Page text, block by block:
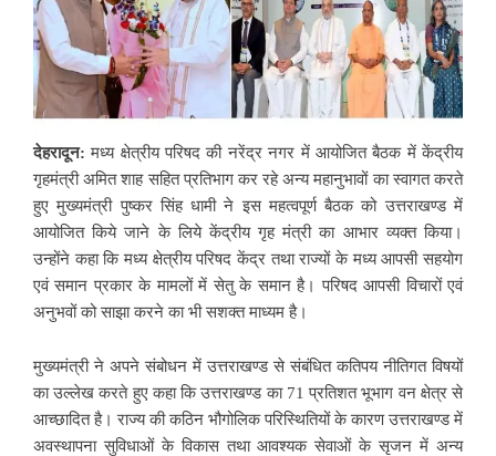
देहरादून: मध्य क्षेत्रीय परिषद की नरेंद्र नगर में आयोजित बैठक में केंद्रीय
गृहमंत्री अमित शाह सहित प्रतिभाग कर रहे अन्य महानुभावों का स्वागत करते
हुए मुख्यमंत्री पुष्कर सिंह धामी ने इस महत्वपूर्ण बैठक को उत्तराखण्ड में
आयोजित किये जाने के लिये केंद्रीय गृह मंत्री का आभार व्यक्त किया।
उन्होंने कहा कि मध्य क्षेत्रीय परिषद केंद्र तथा राज्यों के मध्य आपसी सहयोग
एवं समान प्रकार के मामलों में सेतु के समान है। परिषद आपसी विचारों एवं
अनुभवों को साझा करने का भी सशक्त माध्यम है।
मुख्यमंत्री ने अपने संबोधन में उत्तराखण्ड से संबंधित कतिपय नीतिगत विषयों
का उल्लेख करते हुए कहा कि उत्तराखण्ड का 71 प्रतिशत भूभाग वन क्षेत्र से
आच्छादित है। राज्य की कठिन भौगोलिक परिस्थितियों के कारण उत्तराखण्ड में
अवस्थापना सुविधाओं के विकास तथा आवश्यक सेवाओं के सृजन में अन्य